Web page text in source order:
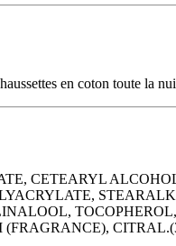
en coton toute la
CETEARYL